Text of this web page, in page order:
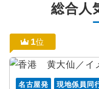
総合人
1位
名古屋発 現地係員同